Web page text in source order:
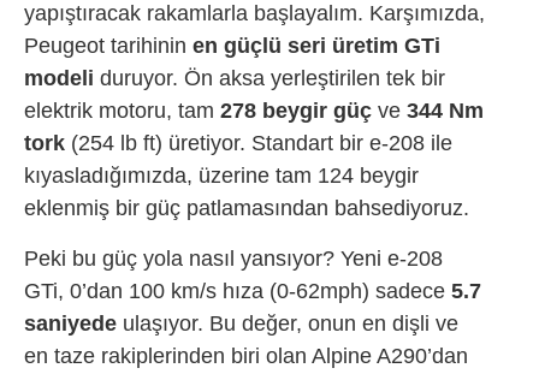
yapıştıracak rakamlarla başlayalım. Karşımızda,
Peugeot tarihinin en güçlü seri üretim GTi
modeli duruyor. Ön aksa yerleştirilen tek bir
elektrik motoru, tam 278 beygir güç ve 344 Nm
tork (254 lb ft) üretiyor. Standart bir e-208 ile
kıyasladığımızda, üzerine tam 124 beygir
eklenmiş bir güç patlamasından bahsediyoruz.
Peki bu güç yola nasıl yansıyor? Yeni e-208
GTi, 0’dan 100 km/s hıza (0-62mph) sadece 5.7
saniyede ulaşıyor. Bu değer, onun en dişli ve
en taze rakiplerinden biri olan Alpine A290’dan